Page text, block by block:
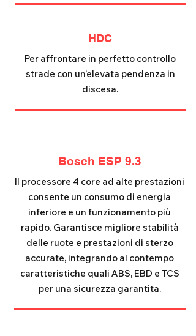
HDC
Per affrontare in perfetto controllo
strade con un’elevata pendenza in
discesa.
Bosch ESP 9.3
Il processore 4 core ad alte prestazioni
consente un consumo di energia
inferiore e un funzionamento più
rapido. Garantisce migliore stabilità
delle ruote e prestazioni di sterzo
accurate, integrando al contempo
caratteristiche quali ABS, EBD e TCS
per una sicurezza garantita.